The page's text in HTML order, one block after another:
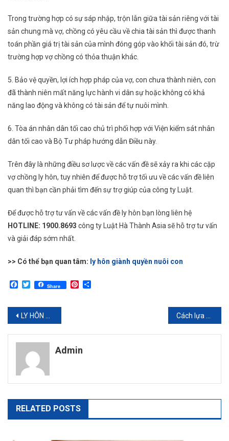
Trong trường hợp có sự sáp nhập, trộn lẫn giữa tài sản riêng với tài
sản chung mà vợ, chồng có yêu cầu về chia tài sản thì được thanh
toán phần giá trị tài sản của mình đóng góp vào khối tài sản đó, trừ
trường hợp vợ chồng có thỏa thuận khác.
5. Bảo vệ quyền, lợi ích hợp pháp của vợ, con chưa thành niên, con
đã thành niên mất năng lực hành vi dân sự hoặc không có khả
năng lao động và không có tài sản để tự nuôi mình.
6. Tòa án nhân dân tối cao chủ trì phối hợp với Viện kiểm sát nhân
dân tối cao và Bộ Tư pháp hướng dẫn Điều này.
Trên đây là những điều sơ lược về các vấn đề sẽ xảy ra khi các cặp
vợ chồng ly hôn, tuy nhiên để được hỗ trợ tối ưu về các vấn đề liên
quan thì bạn cần phải tìm đến sự trợ giúp của công ty Luật.
Để được hỗ trợ tư vấn về các vấn đề ly hôn bạn lòng liên hệ
HOTLINE: 1900.8693 công ty Luật Hà Thành Asia sẽ hỗ trợ tư vấn
và giải đáp sớm nhất.
>> Có thể bạn quan tâm: ly hôn giành quyền nuôi con
Facebook
Twitter
Share Pinterest
Điều
hướng
bài
viết
LY HÔN GIÀNH QUYỀN NUÔI CON VÀ NHỮNG ĐIỀU CẦN BIẾT
Admin
RELATED POSTS